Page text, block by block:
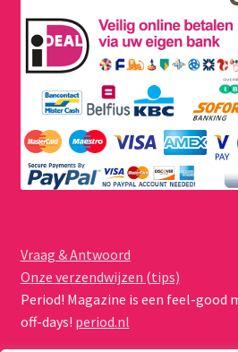
Vraag & Antwoord
Onze verzendwijzen (tips)
Period! Magazine is een feel-good
off-days! period.nl